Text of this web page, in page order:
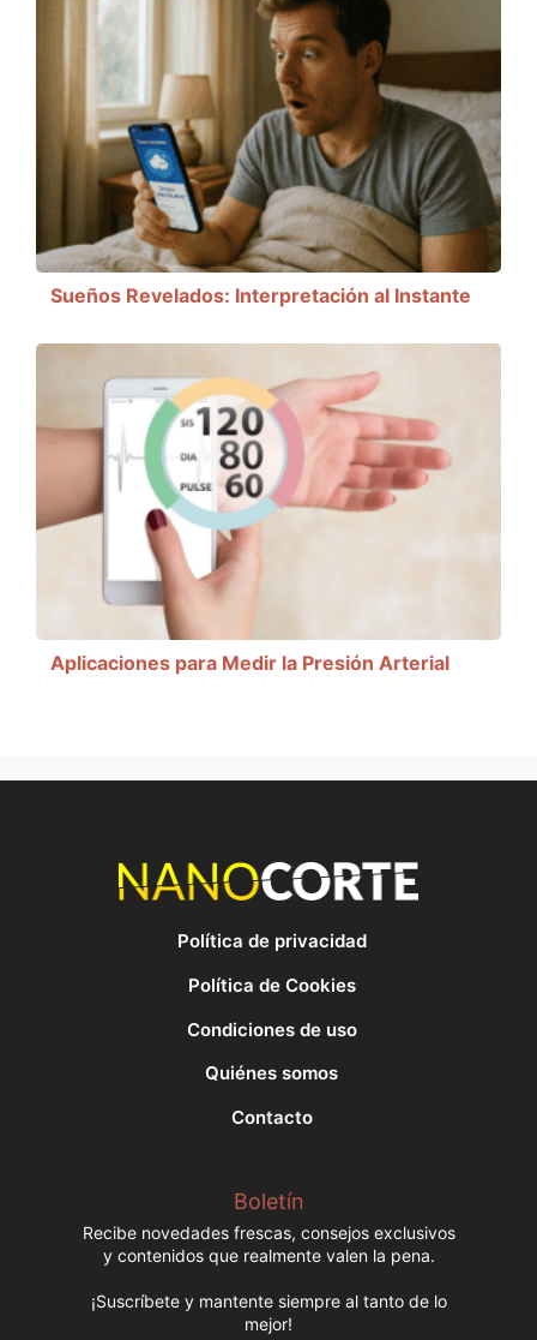
Sueños Revelados: Interpretación al Instante
Aplicaciones para Medir la Presión Arterial
Política de privacidad
Política de Cookies
Condiciones de uso
Quiénes somos
Contacto
Boletín
Recibe novedades frescas, consejos exclusivos
y contenidos que realmente valen la pena.
¡Suscríbete y mantente siempre al tanto de lo
mejor!